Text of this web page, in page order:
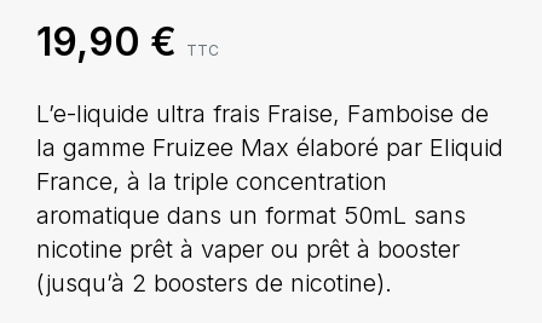
19,90 € TTC
L’e-liquide ultra frais Fraise, Famboise de
la gamme Fruizee Max élaboré par Eliquid
France, à la triple concentration
aromatique dans un format 50mL sans
nicotine prêt à vaper ou prêt à booster
(jusqu’à 2 boosters de nicotine).